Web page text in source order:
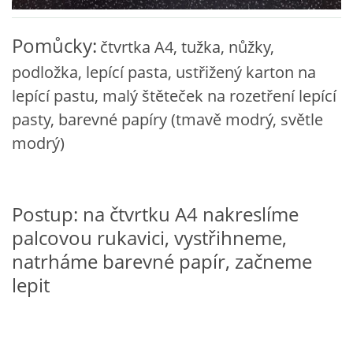
VÝTVARNÉ POMŮCKY
VÝTVARNÉ AKTIVITY - JARO
VÝTVARNÉ AKTIVITY - LÉTO
VÝTVARNÉ AKTIVITY - ZIMA
CHARAKTERISTIKA ROČNÍCH OBDOBÍ
Pomůcky: čtvrtka A4, tužka, nůžky,
podložka, lepící pasta, ustřižený karton na
lepící pastu, malý štěteček na rozetření lepící
pasty, barevné papíry (tmavě modrý, světle
modrý)
Postup: na čtvrtku A4 nakreslíme
palcovou rukavici, vystřihneme,
natrháme barevné papír, začneme
lepit